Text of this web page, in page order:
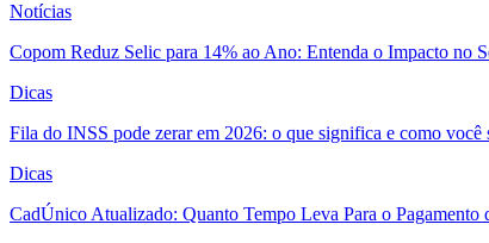
Notícias
Copom Reduz Selic para 14% ao Ano: Entenda o Impacto no
Dicas
Fila do INSS pode zerar em 2026: o que significa e como você
Dicas
CadÚnico Atualizado: Quanto Tempo Leva Para o